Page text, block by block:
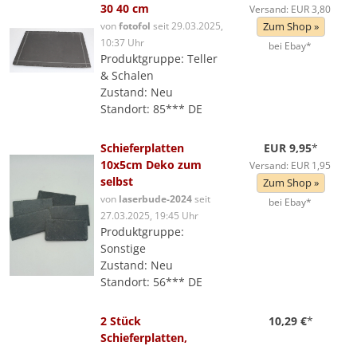
30 40 cm
vonfotofol seit 29.03.2025,
10:37 Uhr
Produktgruppe: Teller
& Schalen
Zustand: Neu
Standort: 85*** DE
Versand: EUR 3,80
Zum Shop »
bei Ebay*
Schieferplatten
10x5cm Deko zum
selbst
von laserbude-2024seit
27.03.2025, 19:45 Uhr
Produktgruppe:
Sonstige
Zustand: Neu
Standort: 56*** DE
EUR 9,95*
Versand: EUR 1,95
Zum Shop »
bei Ebay*
2 Stück
Schieferplatten,
10,29 €*